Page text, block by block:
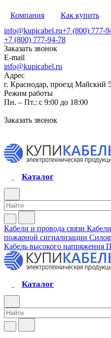
Компания Как купить
info@kupicabel.ru+7 (800) 777-
+7 (800) 777-94-78
Заказать звонок
E-mail
info@kupicabel.ru
Адрес
г. Краснодар, проезд Майский
Режим работы
Пн. – Пт.: с 9:00 до 18:00
Заказать звонок
Каталог
Кабели и провода связи
пожарной сигнализации
Кабель высокого напряжения
Каталог